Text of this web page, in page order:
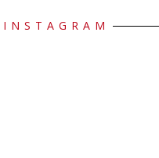
INSTAGRAM